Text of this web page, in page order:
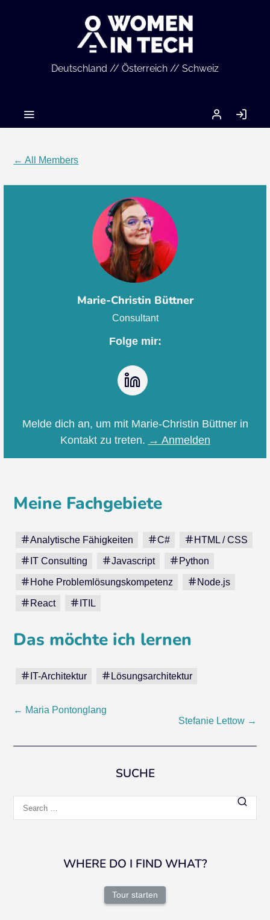
Deutschland // Österreich // Schweiz
MEIN
ACCOUNT
IN
← All Members
Marie-Christin Büttner
Consultant
Folge mir:
Melde dich an, um mit Marie-Christin Büttner in
Kontakt zu treten. → Anmelden
Meine Fachgebiete
Analytische Fähigkeiten C# HTML / CSS
IT Consulting Javascript Python
Hohe Problemlösungskompetenz Node.js
React ITIL
Das möchte ich lernen
IT-Architektur Lösungsarchitektur
Post
← Maria Pontonglang
Stefanie Lettow →
SUCHE
for:
WHERE DO I FIND WHAT?
Tour starten